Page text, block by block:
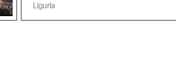
Liguria